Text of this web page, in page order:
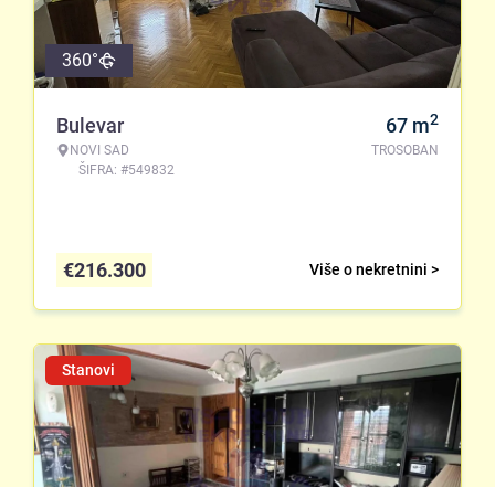
360°
Bulevar
NOVI SAD
ŠIFRA: #549832
67 m2
TROSOBAN
Više o nekretnini >
€216.300
Stanovi